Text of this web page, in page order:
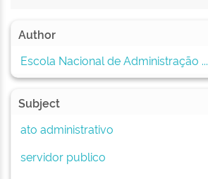
Author
Escola Nacional de Administração ...
Subject
ato administrativo
servidor publico